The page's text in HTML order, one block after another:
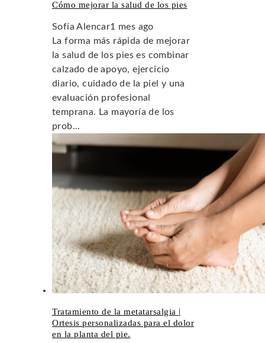
Cómo mejorar la salud de los pies
Sofía Alencar1 mes ago
La forma más rápida de mejorar
la salud de los pies es combinar
calzado de apoyo, ejercicio
diario, cuidado de la piel y una
evaluación profesional
temprana. La mayoría de los
prob...
Tratamiento de la metatarsalgia |
Ortesis personalizadas para el dolor
en la planta del pie.